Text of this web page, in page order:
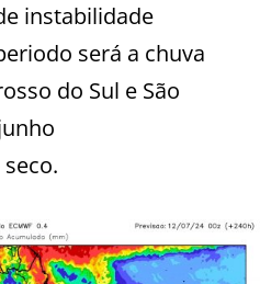
instabilidade
será a chuva
do Sul e São